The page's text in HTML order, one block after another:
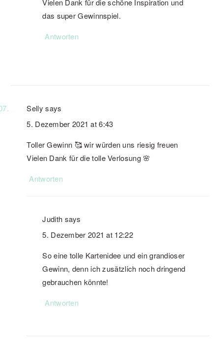
Vielen Dank für die schöne Inspiration und
das super Gewinnspiel.
Antworten
Selly says
5. Dezember 2021 at 6:43
Toller Gewinn 🥰 wir würden uns riesig freuen
Vielen Dank für die tolle Verlosung 🌸
Antworten
Judith says
5. Dezember 2021 at 12:22
So eine tolle Kartenidee und ein grandioser
Gewinn, denn ich zusätzlich noch dringend
gebrauchen könnte!
Antworten